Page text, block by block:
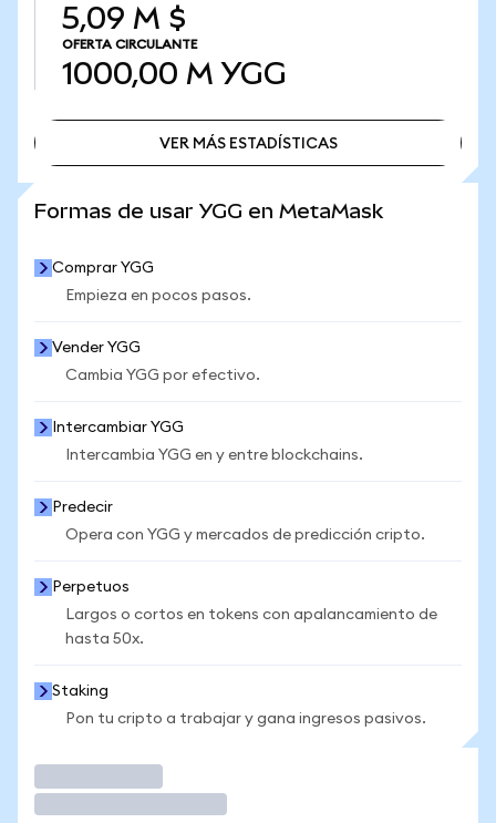
5,09 M $
OFERTA CIRCULANTE
1000,00 M YGG
VER MÁS ESTADÍSTICAS
Formas de usar YGG en MetaMask
Comprar YGG
Empieza en pocos pasos.
Vender YGG
Cambia YGG por efectivo.
Intercambiar YGG
Intercambia YGG en y entre blockchains.
Predecir
Opera con YGG y mercados de predicción cripto.
Perpetuos
Largos o cortos en tokens con apalancamiento de
hasta 50x.
Staking
Pon tu cripto a trabajar y gana ingresos pasivos.